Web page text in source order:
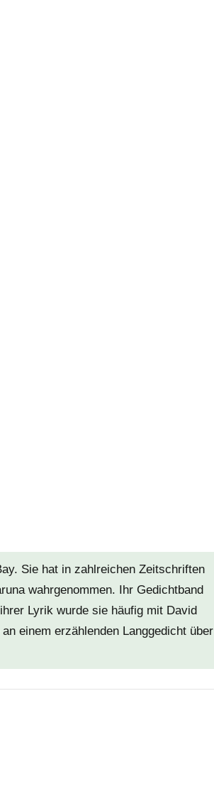
Sie hat in zahlreichen Zeitschriften
wahrgenommen. Ihr Gedichtband
Lyrik wurde sie häufig mit David
einem erzählenden Langgedicht über